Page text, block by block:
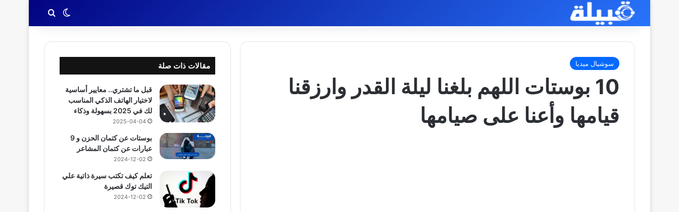
الوضع المظلم
بحث عن
سوشيال ميديا
10 بوستات اللهم بلغنا ليلة القدر وارزقنا
قيامها وأعنا على صيامها
مقالات ذات صلة
قبل ما تشتري.. معايير أساسية
لاختيار الهاتف الذكي المناسب
لك في 2025 بسهولة وذكاء
2025-04-04
بوستات عن كتمان الحزن و 9
عبارات عن كتمان المشاعر
2024-12-02
تعلم كيف تكتب سيرة ذاتية علي
التيك توك قصيرة
2024-12-02